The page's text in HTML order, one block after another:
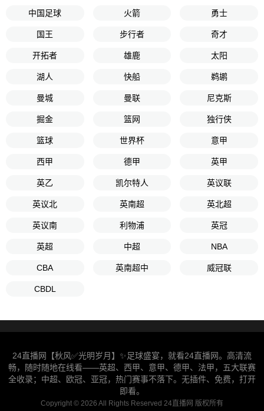
中国足球 火箭 勇士
国王 步行者 奇才
开拓者 雄鹿 太阳
湖人 快船 鹈鹕
曼城 曼联 尼克斯
掘金 篮网 独行侠
篮球 世界杯 意甲
西甲 德甲 英甲
英乙 凯尔特人 英议联
英议北 英南超 英北超
英议南 利物浦 英冠
英超 中超 NBA
CBA 英南超中 威冠联
CBDL
24直播网【秋风✅光明岁月】✨足球盛宴，就看24直播网。高清流
畅，随时随地在线看——英超、西甲、意甲、德甲、法甲，五大联赛
全收录；中超、欧冠、亚冠，热门赛事不落下。无插件、免费，打开
即看。
Copyright © 2026 All Rights Reserved 24直播网 版权所有